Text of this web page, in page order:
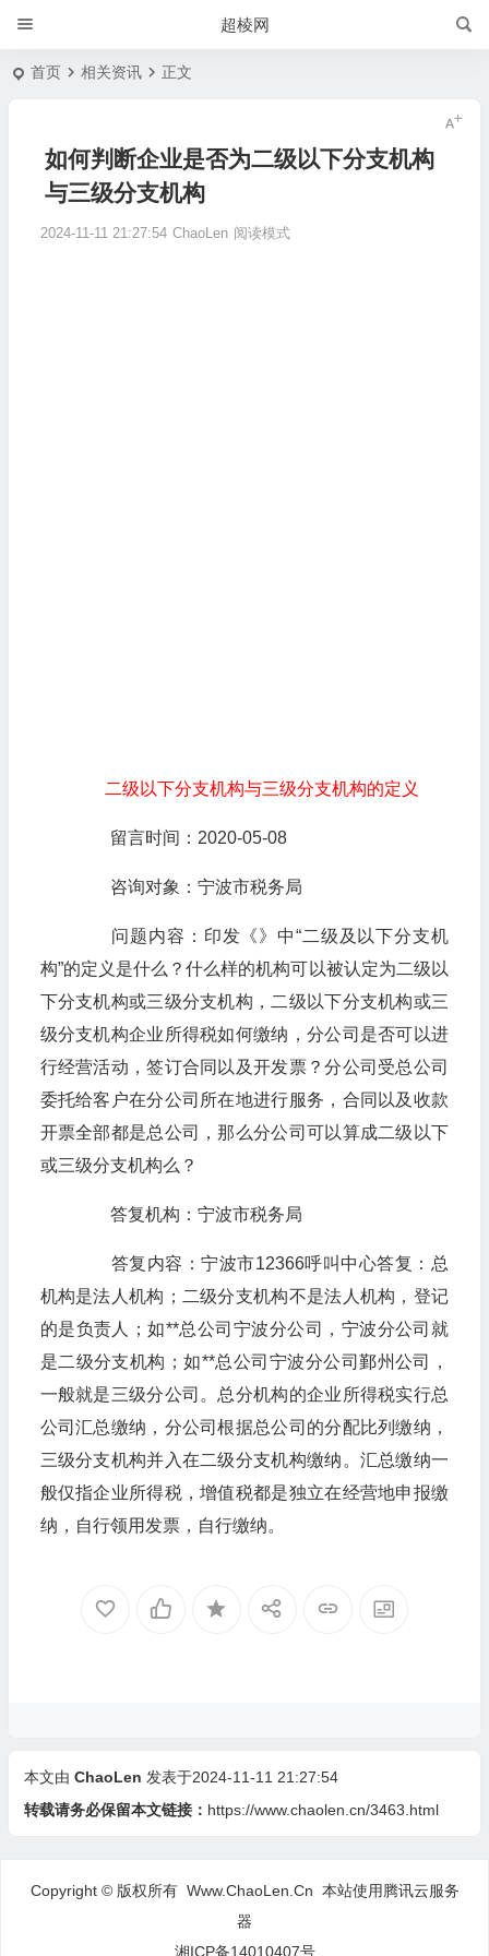
超棱网
首页 相关资讯 正文
如何判断企业是否为二级以下分支机构
与三级分支机构
2024-11-11 21:27:54 ChaoLen 阅读模式
二级以下分支机构与三级分支机构的定义
留言时间：2020-05-08
咨询对象：宁波市税务局
问题内容：印发《》中“二级及以下分支机
构”的定义是什么？什么样的机构可以被认定为二级以
下分支机构或三级分支机构，二级以下分支机构或三
级分支机构企业所得税如何缴纳，分公司是否可以进
行经营活动，签订合同以及开发票？分公司受总公司
委托给客户在分公司所在地进行服务，合同以及收款
开票全部都是总公司，那么分公司可以算成二级以下
或三级分支机构么？
答复机构：宁波市税务局
答复内容：宁波市12366呼叫中心答复：总
机构是法人机构；二级分支机构不是法人机构，登记
的是负责人；如**总公司宁波分公司，宁波分公司就
是二级分支机构；如**总公司宁波分公司鄞州公司，
一般就是三级分公司。总分机构的企业所得税实行总
公司汇总缴纳，分公司根据总公司的分配比列缴纳，
三级分支机构并入在二级分支机构缴纳。汇总缴纳一
般仅指企业所得税，增值税都是独立在经营地申报缴
纳，自行领用发票，自行缴纳。
本文由 ChaoLen 发表于2024-11-11 21:27:54
转载请务必保留本文链接： https://www.chaolen.cn/3463.html
Copyright © 版权所有 Www.ChaoLen.Cn 本站使用腾讯云服务
器
湘ICP备14010407号